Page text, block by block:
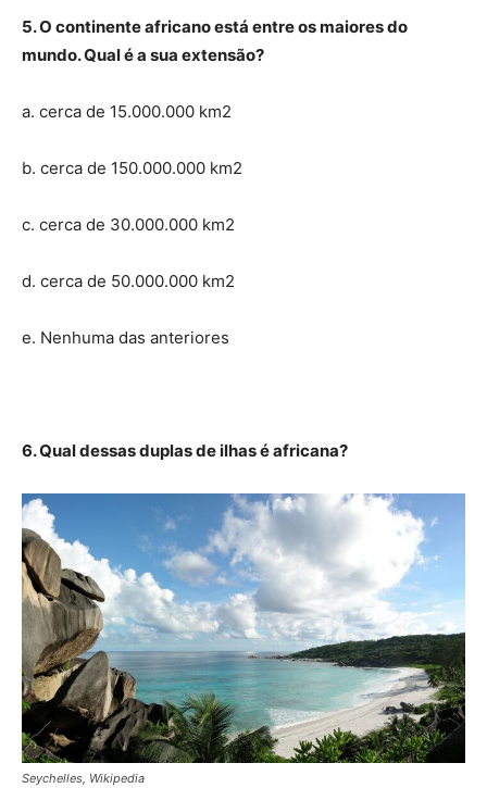
5. O continente africano está entre os maiores do
mundo. Qual é a sua extensão?
a. cerca de 15.000.000 km2
b. cerca de 150.000.000 km2
c. cerca de 30.000.000 km2
d. cerca de 50.000.000 km2
e. Nenhuma das anteriores
6. Qual dessas duplas de ilhas é africana?
Seychelles, Wikipedia